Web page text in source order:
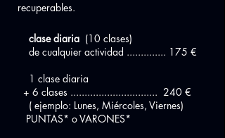
recuperables.
clase diaria (10 clases)
de cualquier actividad .............. 175 €
1 clase diaria
+ 6 clases ............................... 240 €
( ejemplo: Lunes, Miércoles, Viernes)
PUNTAS* o VARONES*